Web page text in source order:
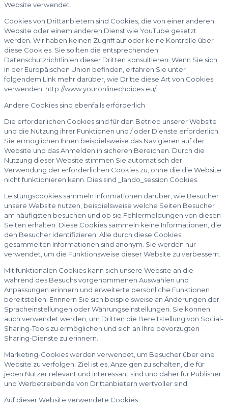
Website verwendet.
Cookies von Drittanbietern sind Cookies, die von einer anderen
Website oder einem anderen Dienst wie YouTube gesetzt
werden. Wir haben keinen Zugriff auf oder keine Kontrolle über
diese Cookies. Sie sollten die entsprechenden
Datenschutzrichtlinien dieser Dritten konsultieren. Wenn Sie sich
in der Europäischen Union befinden, erfahren Sie unter
folgendem Link mehr darüber, wie Dritte diese Art von Cookies
verwenden: http://www.youronlinechoices.eu/.
Andere Cookies sind ebenfalls erforderlich
Die erforderlichen Cookies sind für den Betrieb unserer Website
und die Nutzung ihrer Funktionen und / oder Dienste erforderlich.
Sie ermöglichen Ihnen beispielsweise das Navigieren auf der
Website und das Anmelden in sicheren Bereichen. Durch die
Nutzung dieser Website stimmen Sie automatisch der
Verwendung der erforderlichen Cookies zu, ohne die die Website
nicht funktionieren kann. Dies sind _lando_session Cookies.
Leistungscookies sammeln Informationen darüber, wie Besucher
unsere Website nutzen, beispielsweise welche Seiten Besucher
am häufigsten besuchen und ob sie Fehlermeldungen von diesen
Seiten erhalten. Diese Cookies sammeln keine Informationen, die
den Besucher identifizieren. Alle durch diese Cookies
gesammelten Informationen sind anonym. Sie werden nur
verwendet, um die Funktionsweise dieser Website zu verbessern.
Mit funktionalen Cookies kann sich unsere Website an die
während des Besuchs vorgenommenen Auswahlen und
Anpassungen erinnern und erweiterte persönliche Funktionen
bereitstellen. Erinnern Sie sich beispielsweise an Änderungen der
Spracheinstellungen oder Währungseinstellungen. Sie können
auch verwendet werden, um Dritten die Bereitstellung von Social-
Sharing-Tools zu ermöglichen und sich an Ihre bevorzugten
Sharing-Dienste zu erinnern.
Marketing-Cookies werden verwendet, um Besucher über eine
Website zu verfolgen. Ziel ist es, Anzeigen zu schalten, die für
jeden Nutzer relevant und interessant sind und daher für Publisher
und Werbetreibende von Drittanbietern wertvoller sind.
Auf dieser Website verwendete Cookies